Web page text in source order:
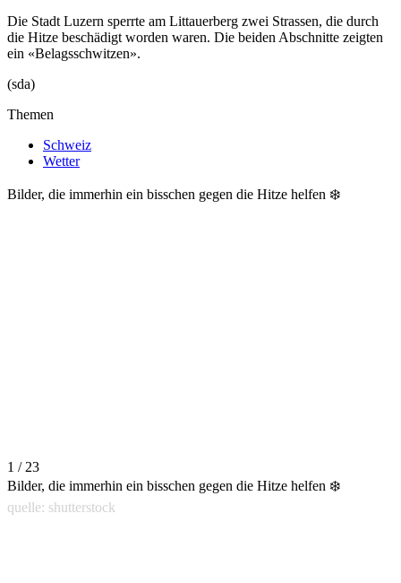
Die Stadt Luzern sperrte am Littauerberg zwei Strassen, die durch
die Hitze beschädigt worden waren. Die beiden Abschnitte zeigten
ein «Belagsschwitzen».
(sda)
Themen
Schweiz
Wetter
Bilder, die immerhin ein bisschen gegen die Hitze helfen ❄️
1 / 23
Bilder, die immerhin ein bisschen gegen die Hitze helfen ❄️
quelle: shutterstock